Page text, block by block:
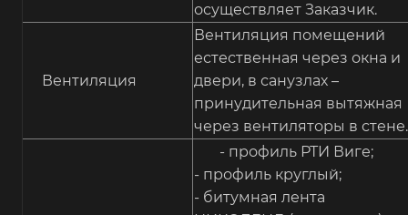
осуществляет Заказчик.
Вентиляция
Вентиляция помещений
естественная через окна и
двери, в санузлах –
принудительная вытяжная
через вентиляторы в стене.
- профиль РТИ Виге;
- профиль круглый;
- битумная лента